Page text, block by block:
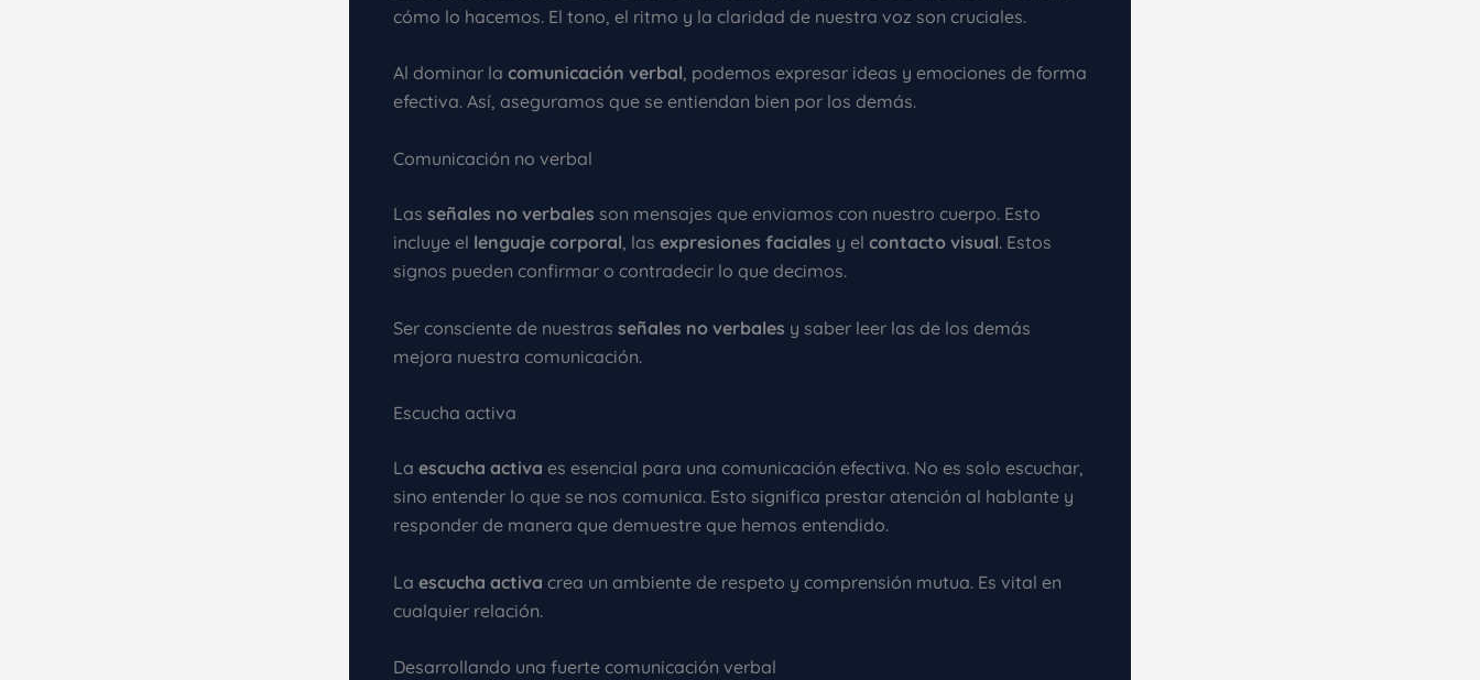
cómo lo hacemos. El tono, el ritmo y la claridad de nuestra voz son cruciales.
Al dominar la comunicación verbal, podemos expresar ideas y emociones de forma
efectiva. Así, aseguramos que se entiendan bien por los demás.
Comunicación no verbal
Las señales no verbales son mensajes que enviamos con nuestro cuerpo. Esto
incluye el lenguaje corporal , las expresiones faciales y el contacto visual. Estos
signos pueden confirmar o contradecir lo que decimos.
Ser consciente de nuestras señales no verbales y saber leer las de los demás
mejora nuestra comunicación.
Escucha activa
La escucha activa es esencial para una comunicación efectiva. No es solo escuchar,
sino entender lo que se nos comunica. Esto significa prestar atención al hablante y
responder de manera que demuestre que hemos entendido.
La escucha activa crea un ambiente de respeto y comprensión mutua. Es vital en
cualquier relación.
Desarrollando una fuerte comunicación verbal